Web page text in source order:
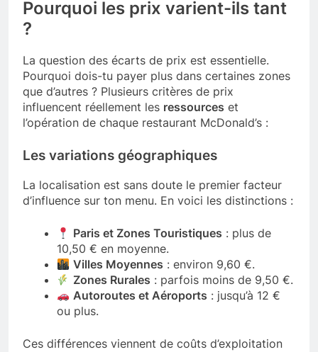
Pourquoi les prix varient-ils tant
?
La question des écarts de prix est essentielle.
Pourquoi dois-tu payer plus dans certaines zones
que d’autres ? Plusieurs critères de prix
influencent réellement les ressources et
l’opération de chaque restaurant McDonald’s :
Les variations géographiques
La localisation est sans doute le premier facteur
d’influence sur ton menu. En voici les distinctions :
Paris et Zones Touristiques : plus de
10,50 € en moyenne.
Villes Moyennes : environ 9,60 €.
Zones Rurales : parfois moins de 9,50 €.
Autoroutes et Aéroports : jusqu’à 12 €
ou plus.
Ces différences viennent de coûts d’exploitation